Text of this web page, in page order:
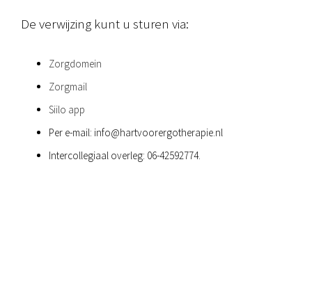
De verwijzing kunt u sturen via:
Zorgdomein
Zorgmail
Siilo app
Per e-mail: info@hartvoorergotherapie.nl
Intercollegiaal overleg: 06-42592774.